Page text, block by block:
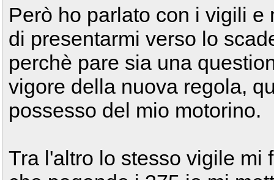
Però ho parlato con i vigili
di presentarmi verso lo
perchè pare sia una
vigore della nuova regola,
possesso del mio motorino.
Tra l'altro lo stesso vigile mi